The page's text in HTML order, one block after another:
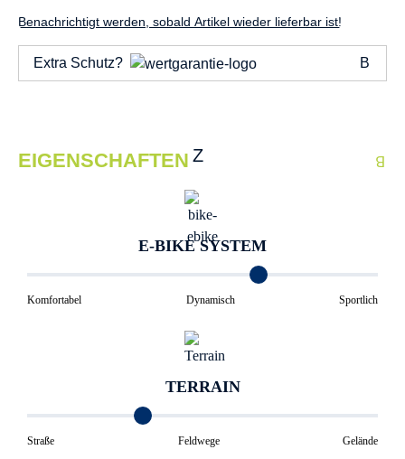
Benachrichtigt werden, sobald Artikel wieder lieferbar ist!
Extra Schutz?
EIGENSCHAFTEN
E-BIKE SYSTEM
Komfortabel Dynamisch Sportlich
TERRAIN
Straße Feldwege Gelände